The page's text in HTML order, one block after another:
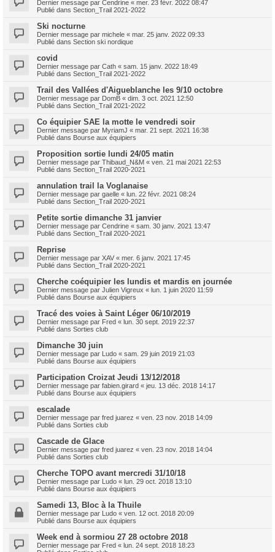
Dernier message par Cendrine « mer. 23 févr. 2022 08:47
Publié dans Section_Trail 2021-2022
Ski nocturne
Dernier message par michele « mar. 25 janv. 2022 09:33
Publié dans Section ski nordique
covid
Dernier message par Cath « sam. 15 janv. 2022 18:49
Publié dans Section_Trail 2021-2022
Trail des Vallées d'Aigueblanche les 9/10 octobre
Dernier message par DomB « dim. 3 oct. 2021 12:50
Publié dans Section_Trail 2021-2022
Co équipier SAE la motte le vendredi soir
Dernier message par MyriamJ « mar. 21 sept. 2021 16:38
Publié dans Bourse aux équipiers
Proposition sortie lundi 24/05 matin
Dernier message par Thibaud_N&M « ven. 21 mai 2021 22:53
Publié dans Section_Trail 2020-2021
annulation trail la Voglanaise
Dernier message par gaelle « lun. 22 févr. 2021 08:24
Publié dans Section_Trail 2020-2021
Petite sortie dimanche 31 janvier
Dernier message par Cendrine « sam. 30 janv. 2021 13:47
Publié dans Section_Trail 2020-2021
Reprise
Dernier message par XAV « mer. 6 janv. 2021 17:45
Publié dans Section_Trail 2020-2021
Cherche coéquipier les lundis et mardis en journée
Dernier message par Julien Vigreux « lun. 1 juin 2020 11:59
Publié dans Bourse aux équipiers
Tracé des voies à Saint Léger 06/10/2019
Dernier message par Fred « lun. 30 sept. 2019 22:37
Publié dans Sorties club
Dimanche 30 juin
Dernier message par Ludo « sam. 29 juin 2019 21:03
Publié dans Bourse aux équipiers
Participation Croizat Jeudi 13/12/2018
Dernier message par fabien.girard « jeu. 13 déc. 2018 14:17
Publié dans Bourse aux équipiers
escalade
Dernier message par fred juarez « ven. 23 nov. 2018 14:09
Publié dans Sorties club
Cascade de Glace
Dernier message par fred juarez « ven. 23 nov. 2018 14:04
Publié dans Sorties club
Cherche TOPO avant mercredi 31/10/18
Dernier message par Ludo « lun. 29 oct. 2018 13:10
Publié dans Bourse aux équipiers
Samedi 13, Bloc à la Thuile
Dernier message par Ludo « ven. 12 oct. 2018 20:09
Publié dans Bourse aux équipiers
Week end à sormiou 27 28 octobre 2018
Dernier message par Fred « lun. 24 sept. 2018 18:23